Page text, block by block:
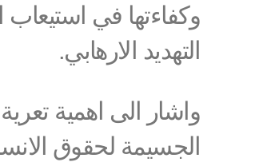
وكفاءتها في استيعاب
التهديد الارهابي.
واشار الى اهمية تعرية
الجسيمة لحقوق